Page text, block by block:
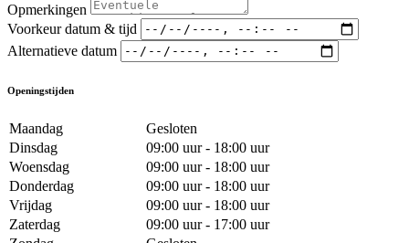
Opmerkingen
Voorkeur datum & tijd
Alternatieve datum
Openingstijden
Maandag
Gesloten
Dinsdag
09:00 uur - 18:00 uur
Woensdag
09:00 uur - 18:00 uur
Donderdag
09:00 uur - 18:00 uur
Vrijdag
09:00 uur - 18:00 uur
Zaterdag
09:00 uur - 17:00 uur